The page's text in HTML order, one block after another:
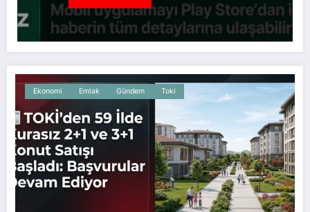
Ekonomi Emlak Gündem Toki